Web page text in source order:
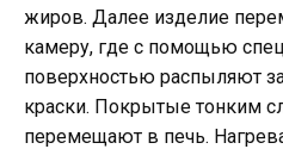
жиров. Далее изделие
камеру, где с помощью
поверхностью распыляют
краски. Покрытые тонким
перемещают в печь.